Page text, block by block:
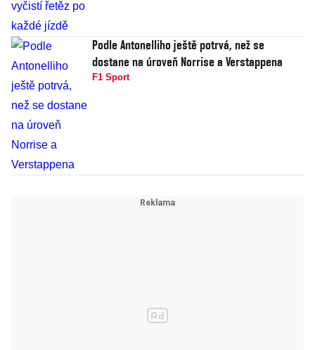
Podle Antonelliho ještě potrvá, než se
dostane na úroveň Norrise a Verstappena
F1 Sport